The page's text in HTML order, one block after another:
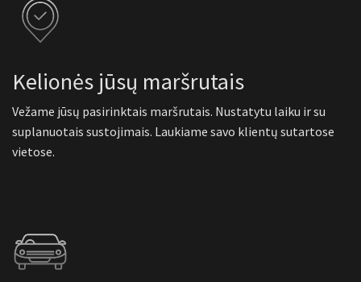
Kelionės jūsų maršrutais
Vežame jūsų pasirinktais maršrutais. Nustatytu laiku ir su
suplanuotais sustojimais. Laukiame savo klientų sutartose
vietose.